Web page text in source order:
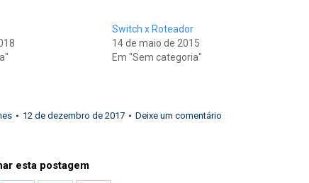
Switch x Roteador
14 de maio de 2015
Em "Sem categoria"
12 de dezembro de 2017 Deixe um comentário
esta postagem